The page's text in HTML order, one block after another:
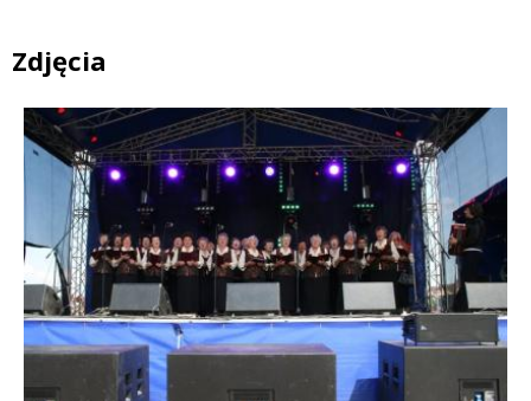
Zdjęcia